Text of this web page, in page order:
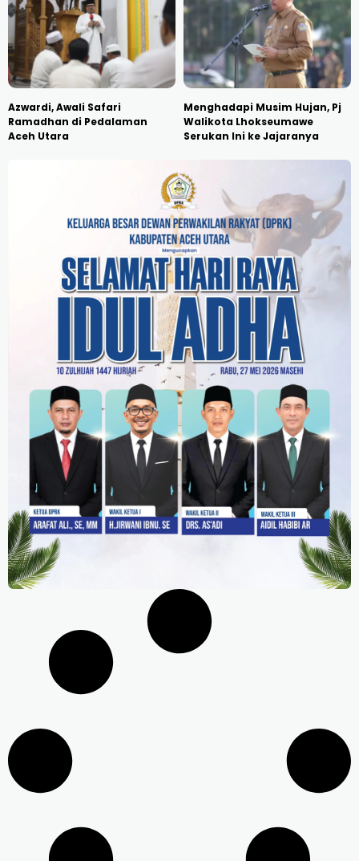
Azwardi, Awali Safari
Ramadhan di Pedalaman
Aceh Utara
Menghadapi Musim Hujan, Pj
Walikota Lhokseumawe
Serukan Ini ke Jajaranya